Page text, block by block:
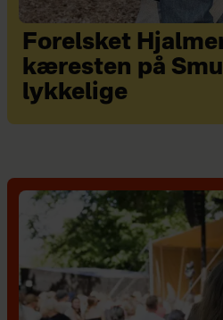
Forelsket
kæresten på
lykkelige